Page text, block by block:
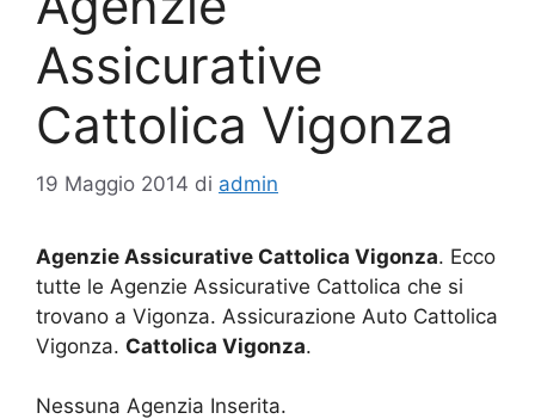
Assicurative
Cattolica Vigonza
19 Maggio 2014 di admin
Agenzie Assicurative Cattolica Vigonza. Ecco
tutte le Agenzie Assicurative Cattolica che si
trovano a Vigonza. Assicurazione Auto Cattolica
Vigonza. Cattolica Vigonza.
Nessuna Agenzia Inserita.